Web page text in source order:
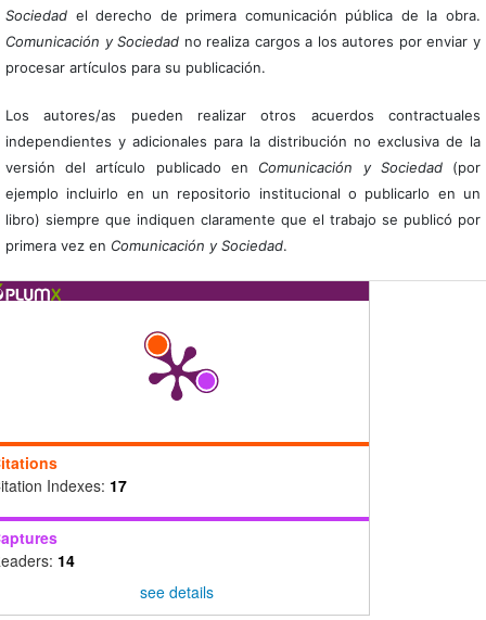
Sociedadel derecho de primera comunicación pública de la obra.
Comunicación y Sociedad no realiza cargos a los autores por enviar y
procesar artículos para su publicación.
Los autores/as pueden realizar otros acuerdos contractuales
independientes y adicionales para la distribución no exclusiva de la
versión del artículo publicado en Comunicación y Sociedad(por
ejemplo incluirlo en un repositorio institucional o publicarlo en un
libro) siempre que indiquen claramente que el trabajo se publicó por
primera vez en Comunicación y Sociedad.
Indexes: 17
14
see details